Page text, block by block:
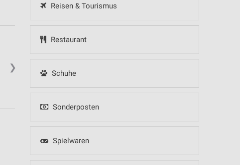
Reisen & Tourismus
Restaurant
Schuhe
Sonderposten
Spielwaren
❯